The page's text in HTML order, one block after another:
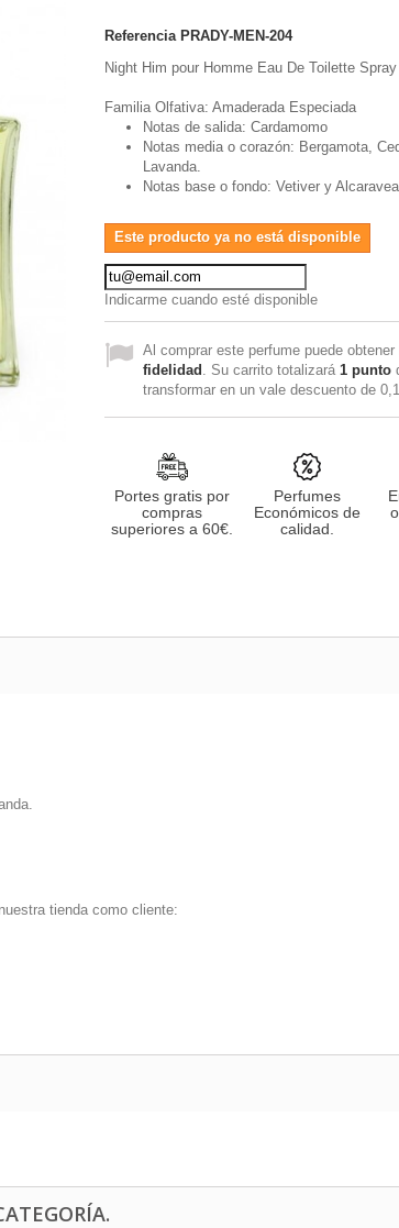
Referencia PRADY-MEN-204
Night Him pour Homme Eau De Toilette
Familia Olfativa: Amaderada Especiada
Notas de salida: Cardamomo
Notas media o corazón: Bergamota,
Lavanda.
Notas base o fondo: Vetiver y Alcaravea
Este producto ya no está disponible
Indicarme cuando esté disponible
Al comprar este perfume puede obtener
fidelidad . Su carrito totalizará 1 punto
transformar en un vale descuento de
Portes gratis por
compras
superiores a 60€.
Perfumes
Económicos de
calidad.
tienda como cliente: